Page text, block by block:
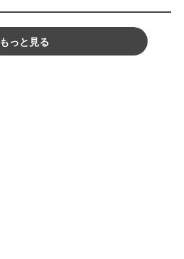
もっと見る